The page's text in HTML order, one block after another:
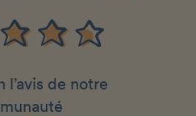
l’avis de notre